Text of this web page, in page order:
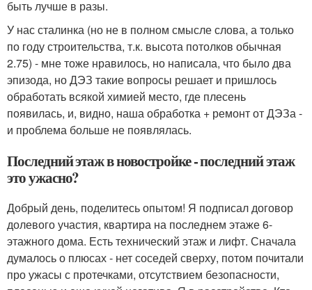
быть лучше в разы.
У нас сталинка (но не в полном смысле слова, а только
по году строительства, т.к. высота потолков обычная
2.75) - мне тоже нравилось, но написала, что было два
эпизода, но ДЭЗ такие вопросы решает и пришлось
обработать всякой химией место, где плесень
появилась, и, видно, наша обработка + ремонт от ДЭЗа -
и проблема больше не появлялась.
Последний этаж в новостройке - последний этаж
это ужасно?
Добрый день, поделитесь опытом! Я подписал договор
долевого участия, квартира на последнем этаже 6-
этажного дома. Есть технический этаж и лифт. Сначала
думалось о плюсах - нет соседей сверху, потом почитали
про ужасы с протечками, отсутствием безопасности,